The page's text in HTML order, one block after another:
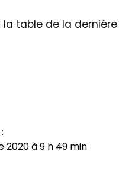
la table de la dernière
2020 à 9 h 49 min